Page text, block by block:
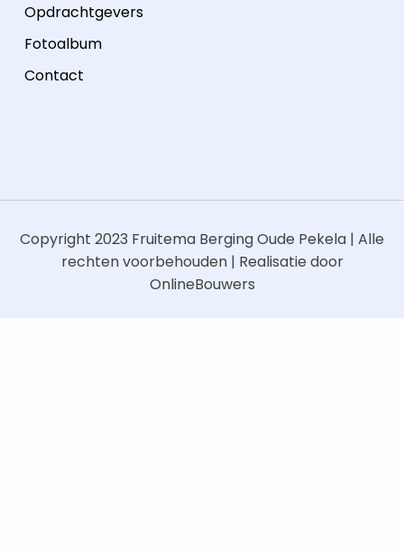
Opdrachtgevers
Fotoalbum
Contact
Copyright 2023 Fruitema Berging Oude Pekela | Alle
rechten voorbehouden | Realisatie door
OnlineBouwers